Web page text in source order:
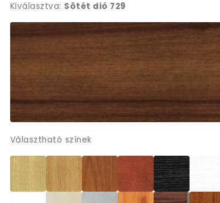
Kiválasztva: Sötét dió 729
Választható színek